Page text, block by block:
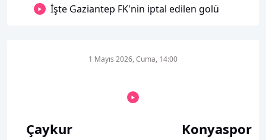
İşte Gaziantep FK'nin iptal edilen golü
Çaykur
1 Mayıs 2026, Cuma, 14:00
Konyaspor